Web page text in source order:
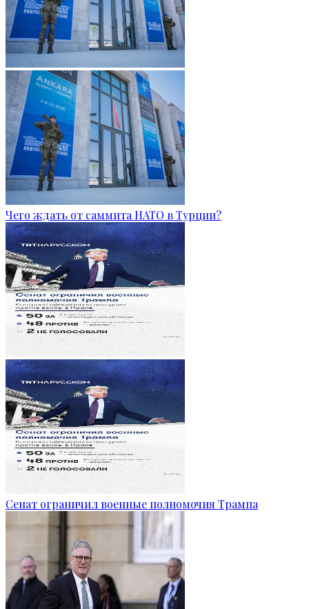
Чего ждать от саммита НАТО в Турции?
Сенат ограничил военные полномочия Трампа